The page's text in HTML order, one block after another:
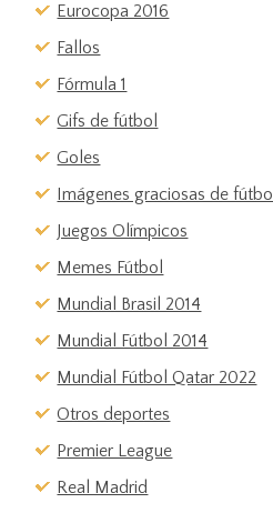
Eurocopa 2016
Fallos
Fórmula 1
Gifs de fútbol
Goles
Imágenes graciosas de fútbol
Juegos Olímpicos
Memes Fútbol
Mundial Brasil 2014
Mundial Fútbol 2014
Mundial Fútbol Qatar 2022
Otros deportes
Premier League
Real Madrid